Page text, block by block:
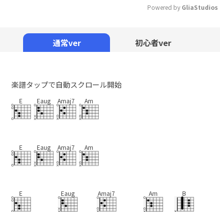
Powered by GliaStudios
通常ver 初心者ver
楽譜タップで自動スクロール開始
E Eaug Amaj7 Am
E Eaug Amaj7 Am
E Eaug Amaj7 Am B